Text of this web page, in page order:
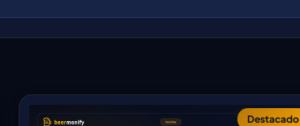
Destacado